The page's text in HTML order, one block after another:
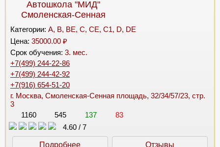
Автошкола "МИД"
Смоленская-Сенная
Категории: A, B, BE, C, CE, C1, D, DE
Цена: 35000.00 ₽
Срок обучения: 3. мес.
+7(499) 244-22-86
+7(499) 244-42-92
+7(916) 654-51-20
г. Москва, Смоленская-Сенная площадь, 32/34/57/23, стр.
3
1160
545 137
83
4.60 / 7
Подробнее Отзывы